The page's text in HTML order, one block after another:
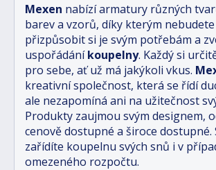
Mexen nabízí armatury různých
barev a vzorů, díky kterým
přizpůsobit si je svým potřebám a
uspořádáníkoupelny. Každý si
pro sebe, ať už má jakýkoli vkus.
kreativní společnost, která se řídí
ale nezapomíná ani na užitečnost
Produkty zaujmou svým designem,
cenově dostupné a široce dostupné.
zařídíte koupelnu svých snů i v
omezeného rozpočtu.